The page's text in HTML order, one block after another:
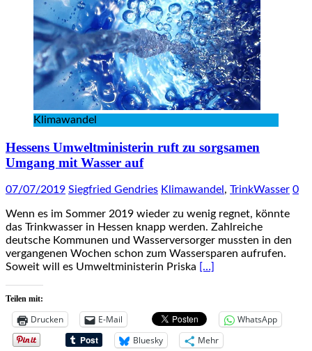
Klimawandel
Hessens Umweltministerin ruft zu sorgsamen
Umgang mit Wasser auf
07/07/2019 Siegfried Gendries Klimawandel , TrinkWasser 0
Wenn es im Sommer 2019 wieder zu wenig regnet, könnte
das Trinkwasser in Hessen knapp werden. Zahlreiche
deutsche Kommunen und Wasserversorger mussten in den
vergangenen Wochen schon zum Wassersparen aufrufen.
Soweit will es Umweltministerin Priska […]
Teilen mit:
Drucken E-Mail
WhatsApp
Bluesky
Mehr